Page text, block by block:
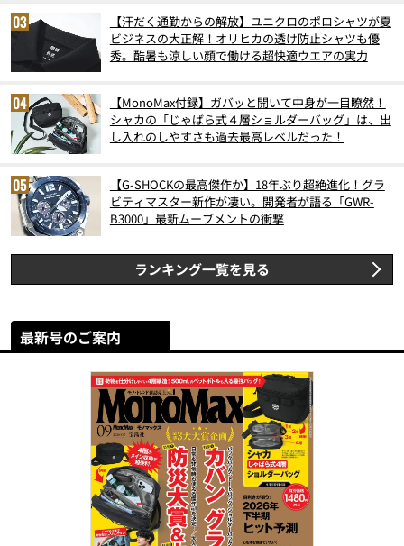
【汗だく通勤からの解放】ユニクロのポロシャツが夏
ビジネスの大正解！オリヒカの透け防止シャツも優
秀。酷暑も涼しい顔で働ける超快適ウエアの実力
【MonoMax付録】ガバッと開いて中身が一目瞭然！
シャカの「じゃばら式４層ショルダーバッグ」は、出
し入れのしやすさも過去最高レベルだった！
【G-SHOCKの最高傑作か】18年ぶり超絶進化！グラ
ビティマスター新作が凄い。開発者が語る「GWR-
B3000」最新ムーブメントの衝撃
ランキング一覧を見る
最新号のご案内